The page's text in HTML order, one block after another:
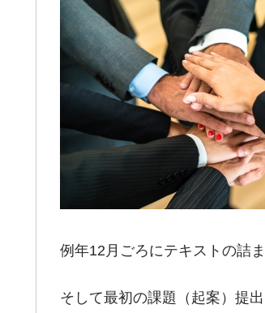
例年12月ごろにテキストの詰
そして最初の課題（起案）提